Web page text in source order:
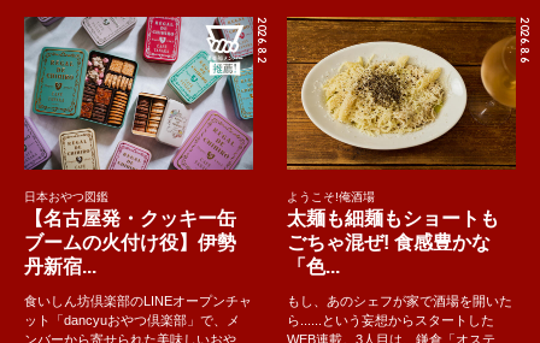
2026.8.2
日本おやつ図鑑
【名古屋発・クッキー缶
ブームの火付け役】伊勢
丹新宿...
食いしん坊倶楽部のLINEオープンチャ
ット「dancyuおやつ倶楽部」で、メ
ンバーから寄せられた美味しいおや
2026.8.6
ようこそ!俺酒場
太麺も細麺もショートも
ごちゃ混ぜ! 食感豊かな
「色...
もし、あのシェフが家で酒場を開いた
ら......という妄想からスタートした
WEB連載。3人目は、鎌倉「オステ